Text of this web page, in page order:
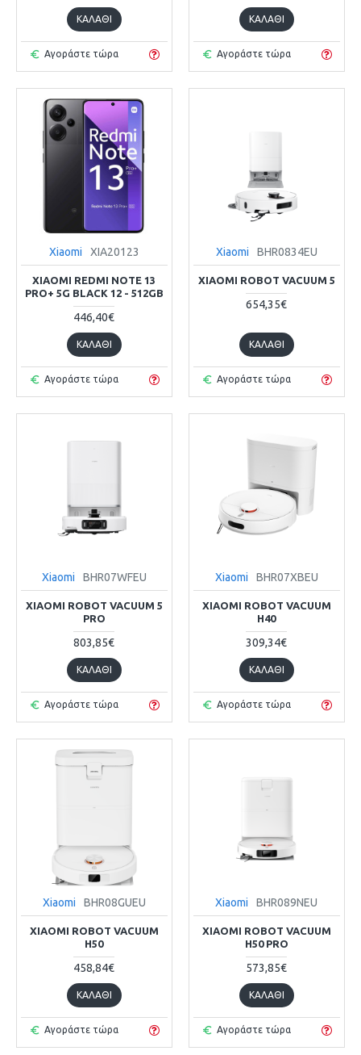
ΚΑΛΆΘΙ
Αγοράστε τώρα
ΚΑΛΆΘΙ
Αγοράστε τώρα
Xiaomi XIA20123
XIAOMI REDMI NOTE 13
PRO+ 5G BLACK 12 - 512GB
446,40€
ΚΑΛΆΘΙ
Αγοράστε τώρα
Xiaomi BHR0834EU
XIAOMI ROBOT VACUUM 5
654,35€
ΚΑΛΆΘΙ
Αγοράστε τώρα
Xiaomi BHR07WFEU
XIAOMI ROBOT VACUUM 5
PRO
803,85€
ΚΑΛΆΘΙ
Αγοράστε τώρα
Xiaomi BHR07XBEU
XIAOMI ROBOT VACUUM
H40
309,34€
ΚΑΛΆΘΙ
Αγοράστε τώρα
Xiaomi BHR08GUEU
XIAOMI ROBOT VACUUM
H50
458,84€
ΚΑΛΆΘΙ
Αγοράστε τώρα
Xiaomi BHR089NEU
XIAOMI ROBOT VACUUM
H50 PRO
573,85€
ΚΑΛΆΘΙ
Αγοράστε τώρα